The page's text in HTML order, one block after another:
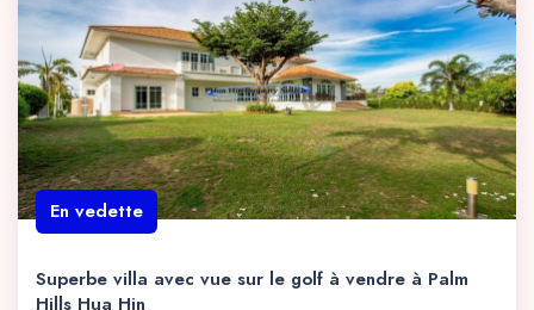
En vedette
Superbe villa avec vue sur le golf à vendre à Palm
Hills Hua Hin